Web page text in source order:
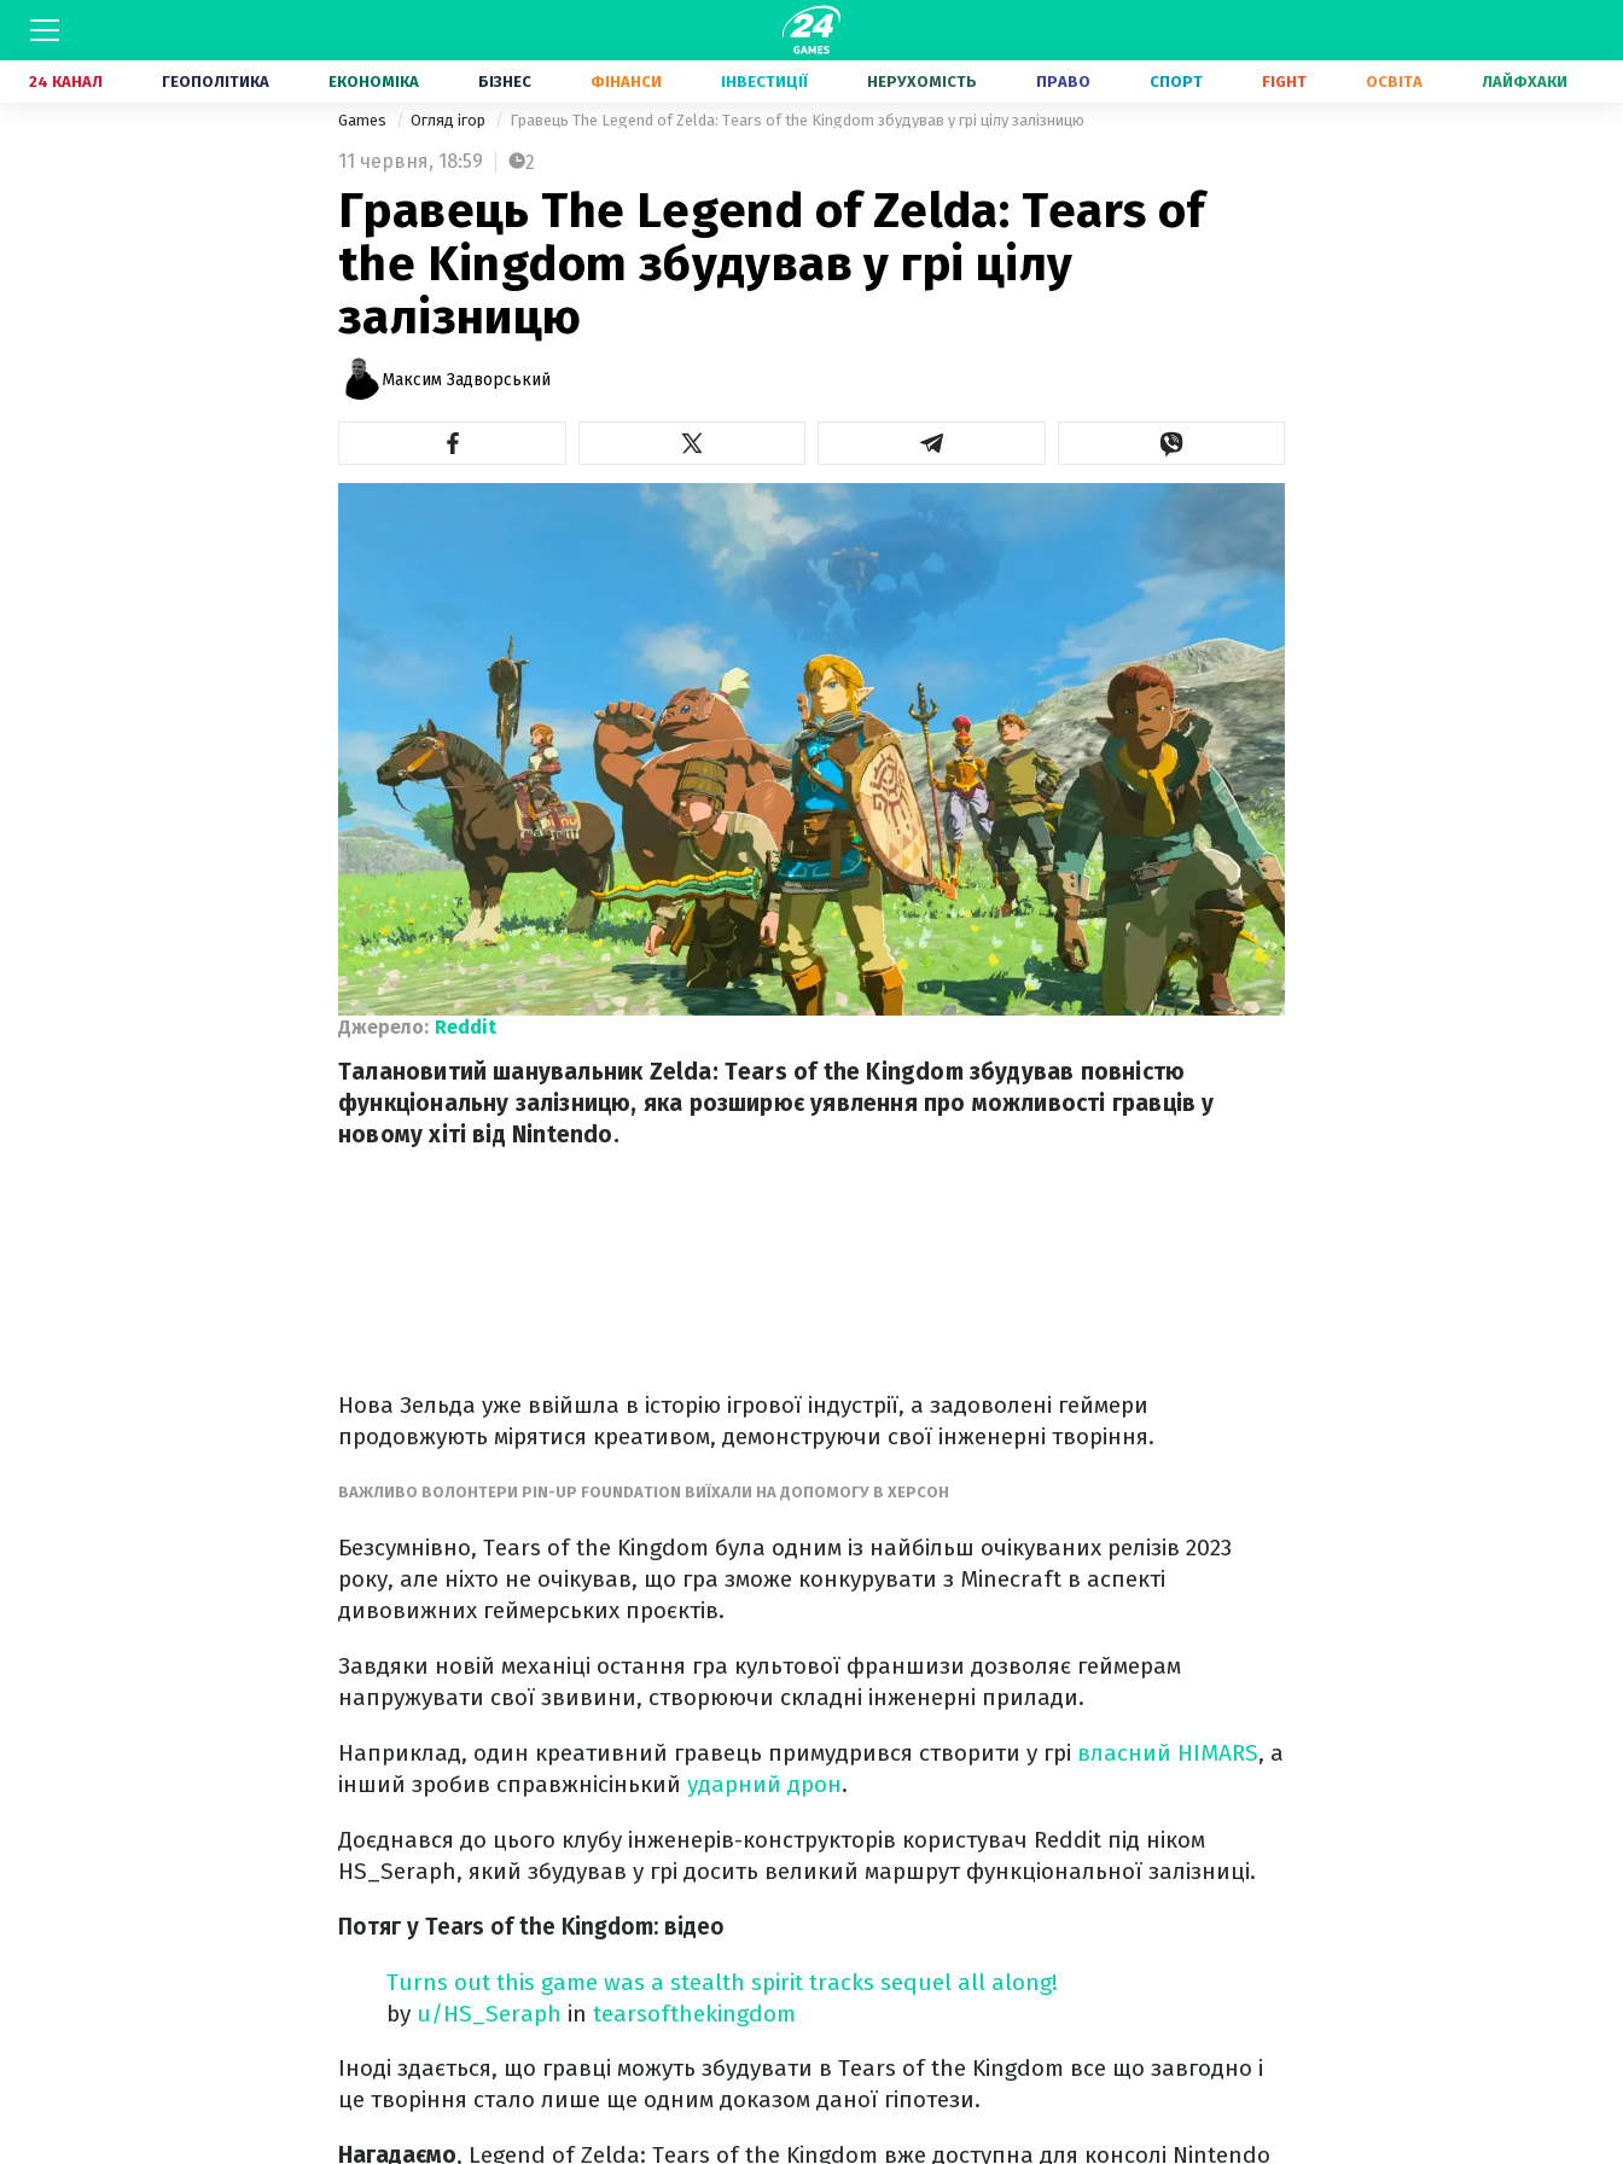
24 КАНАЛ ГЕОПОЛІТИКА ЕКОНОМІКА БІЗНЕС ФІНАНСИ ІНВЕСТИЦІЇ НЕРУХОМІСТЬ ПРАВО СПОРТ FIGHT ОСВІТА ЛАЙФХАКИ
Games Огляд ігор Гравець The Legend of Zelda: Tears of the Kingdom збудував у грі цілу залізницю
11 червня, 18:59 2
Гравець The Legend of Zelda: Tears of
the Kingdom збудував у грі цілу
залізницю
Максим Задворський
Джерело: Reddit
Талановитий шанувальник Zelda: Tears of the Kingdom збудував повністю
функціональну залізницю, яка розширює уявлення про можливості гравців у
новому хіті від Nintendo.
Нова Зельда уже ввійшла в історію ігрової індустрії, а задоволені геймери
продовжують мірятися креативом, демонструючи свої інженерні творіння.
ВАЖЛИВО ВОЛОНТЕРИ PIN-UP FOUNDATION ВИЇХАЛИ НА ДОПОМОГУ В ХЕРСОН
Безсумнівно, Tears of the Kingdom була одним із найбільш очікуваних релізів 2023
року, але ніхто не очікував, що гра зможе конкурувати з Minecraft в аспекті
дивовижних геймерських проєктів.
Завдяки новій механіці остання гра культової франшизи дозволяє геймерам
напружувати свої звивини, створюючи складні інженерні прилади.
Наприклад, один креативний гравець примудрився створити у грі власний HIMARS, а
інший зробив справжнісінький ударний дрон.
Доєднався до цього клубу інженерів-конструкторів користувач Reddit під ніком
HS_Seraph, який збудував у грі досить великий маршрут функціональної залізниці.
Потяг у Tears of the Kingdom: відео
Turns out this game was a stealth spirit tracks sequel all along!
by u/HS_Seraph in tearsofthekingdom
Іноді здається, що гравці можуть збудувати в Tears of the Kingdom все що завгодно і
це творіння стало лише ще одним доказом даної гіпотези.
Нагадаємо, Legend of Zelda: Tears of the Kingdom вже доступна для консолі Nintendo